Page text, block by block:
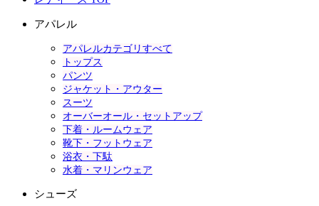
アパレル
アパレルカテゴリすべて
トップス
パンツ
ジャケット・アウター
スーツ
オーバーオール・セットアップ
下着・ルームウェア
靴下・フットウェア
浴衣・下駄
水着・マリンウェア
シューズ